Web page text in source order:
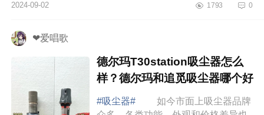
束手无策。下面小编为大家介绍下米
2024-09-02 1793 0
❤爱唱歌
德尔玛T30station吸尘器怎么
样？德尔玛和追觅吸尘器哪个好
#吸尘器#
如今市面上吸尘器品牌